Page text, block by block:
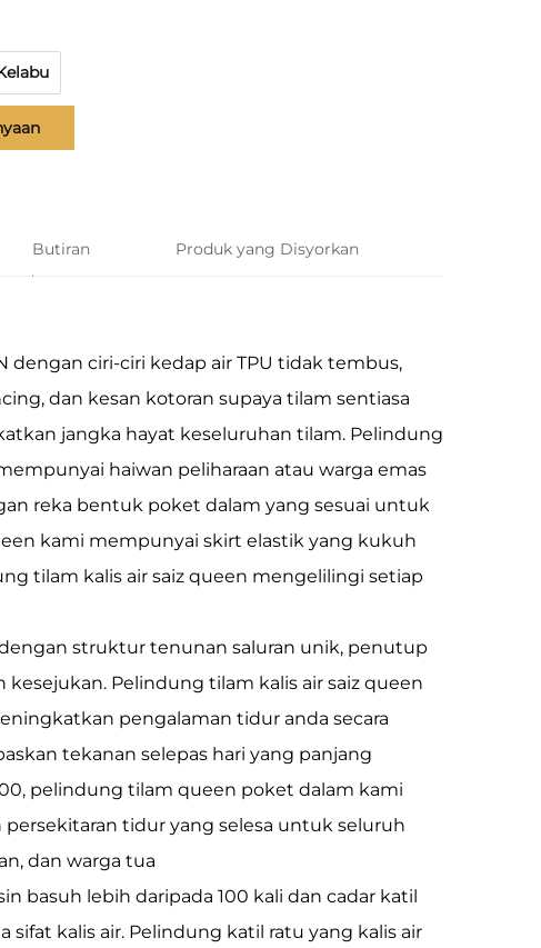
Butiran Produk yang Disyorkan
dengan ciri-ciri kedap air TPU tidak tembus,
dan kesan kotoran supaya tilam sentiasa
jangka hayat keseluruhan tilam. Pelindung
haiwan peliharaan atau warga emas
reka bentuk poket dalam yang sesuai untuk
kami mempunyai skirt elastik yang kukuh
tilam kalis air saiz queen mengelilingi setiap
struktur tenunan saluran unik, penutup
Pelindung tilam kalis air saiz queen
pengalaman tidur anda secara
tekanan selepas hari yang panjang
pelindung tilam queen poket dalam kami
tidur yang selesa untuk seluruh
dan warga tua
basuh lebih daripada 100 kali dan cadar katil
kalis air. Pelindung katil ratu yang kalis air